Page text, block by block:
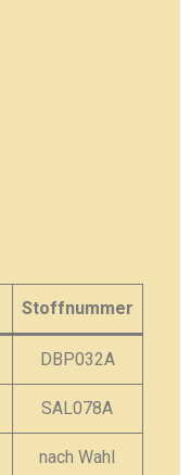
Stoffnummer
DBP032A
SAL078A
nach Wahl